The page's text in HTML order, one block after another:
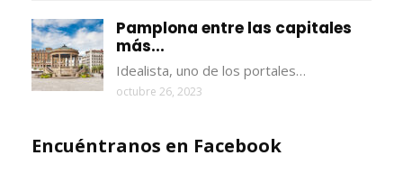
Pamplona entre las capitales
más...
Idealista, uno de los portales…
octubre 26, 2023
Encuéntranos en Facebook